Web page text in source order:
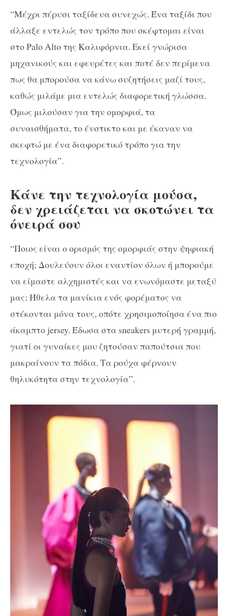
“Μέχρι πέρυσι ταξίδευα συνεχώς. Ένα ταξίδι που
άλλαξε εντελώς τον τρόπο που σκέφτομαι είναι
στο Palo Alto της Καλιφόρνια. Εκεί γνώρισα
μηχανικούς και εφευρέτες και ποτέ δεν περίμενα
πως θα μπορούσα να κάνω συζητήσεις μαζί τους,
καθώς μιλάμε μια εντελώς διαφορετική γλώσσα.
Όμως μιλούσαν για την ομορφιά, τα
συναισθήματα, το ένστικτο και με έκαναν να
σκεφτώ με ένα διαφορετικό τρόπο για την
τεχνολογία”.
Κάνε την τεχνολογία μούσα,
δεν χρειάζεται να σκοτώνει τα
όνειρά σου
“Ποιος είναι ο ορισμός της ομορφιάς στην ψηφιακή
εποχή; Δουλεύουν όλοι εναντίον όλων ή μπορούμε
να είμαστε αλχημιστές και να ενωνόμαστε μεταξύ
μας; Ήθελα τα μανίκια ενός φορέματος να
στέκονται μόνα τους, οπότε χρησιμοποίησα ένα πιο
άκαμπτο jersey. Έδωσα στα sneakers μυτερή γραμμή,
γιατί οι γυναίκες μου ζητούσαν παπούτσια που
μακραίνουν τα πόδια. Τα ρούχα φέρνουν
θηλυκότητα στην τεχνολογία”.